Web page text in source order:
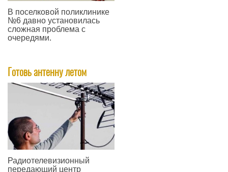
В поселковой поликлинике
№6 давно установилась
сложная проблема с
очередями.
​Готовь антенну летом
Радиотелевизионный
передающий центр